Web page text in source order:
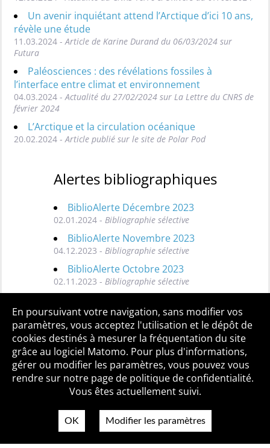
Un avenir inquiétant attend l’Arctique d’ici 10 ans,
révèle une étude
11.03.2024 - Article de Karine Durand du 06/03/2024 sur
Futura
Paléosciences : des révélations fossiles à
l’interface entre climat et environnement
04.03.2024 - Actualité du 27/02/2024 sur La Lettre du CNRS de
février 2024
L’Arctique et la circulation océanique
20.02.2024 - Article publié sur le site de Polar Pod
Alertes bibliographiques
BiblioAlerte Décembre 2023
02.01.2024 - Bibliographie sélective
BiblioAlerte Novembre 2023
04.12.2023 - Bibliographie sélective
BiblioAlerte Octobre 2023
02.11.2023 - Bibliographie sélective
Toutes les BiblioAlertes
Qui sommes-nous ? Mentions légales
Accessibilité
Politique de confidentialité
Contact
En poursuivant votre navigation, sans modifier vos
paramètres, vous acceptez l'utilisation et le dépôt de
cookies destinés à mesurer la fréquentation du site
grâce au logiciel Matomo. Pour plus d'informations,
gérer ou modifier les paramètres, vous pouvez vous
rendre sur notre page de politique de confidentialité.
Vous êtes actuellement suivi.
OK Modifier les paramètres